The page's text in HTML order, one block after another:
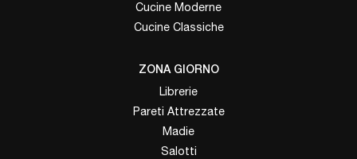
Cucine Moderne
Cucine Classiche
ZONA GIORNO
Librerie
Pareti Attrezzate
Madie
Salotti